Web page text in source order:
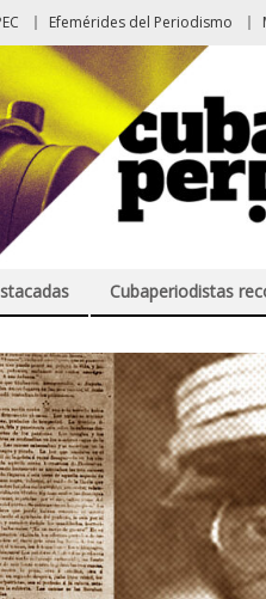
Efemérides del Periodismo
Cubaperiodistas